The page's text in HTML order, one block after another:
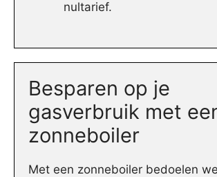
nultarief.
Besparen op je
gasverbruik met
zonneboiler
Met een zonneboiler bedoelen